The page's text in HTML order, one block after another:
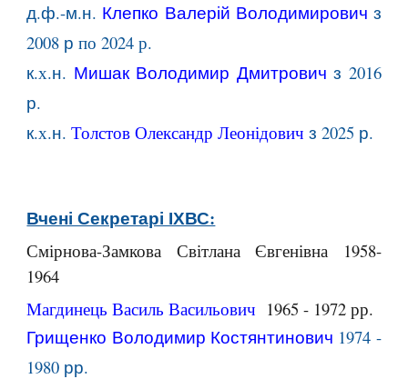
д.ф.-м.н. Клепко Валерій Володимирович з
2008 рпо 2024 р.
к.х.н. Мишак Володимир Дмитрович з 2016
р.
к.х.н.Толстов Олександр Леонідович з 2025 р.
Вчені Секретарі ІХВС:
Смірнова-Замкова Світлана Євгенівна 1958-
1964
Магдинець Василь Васильович 1965 - 1972 рр.
Грищенко Володимир Костянтинович 1974 -
1980 рр.